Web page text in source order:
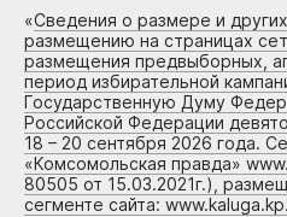
«Сведения о размере и
размещению на страницах
размещения предвыборных,
период избирательной
Государственную Думу
Российской Федерации
18 – 20 сентября 2026 года.
«Комсомольская правда»
80505 от 15.03.2021г.),
сегменте сайта: